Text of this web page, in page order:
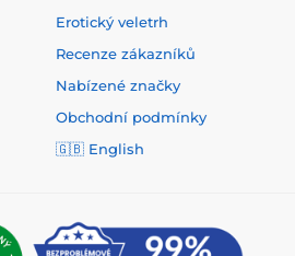
Erotický veletrh
Recenze zákazníků
Nabízené značky
Obchodní podmínky
🇬🇧 English